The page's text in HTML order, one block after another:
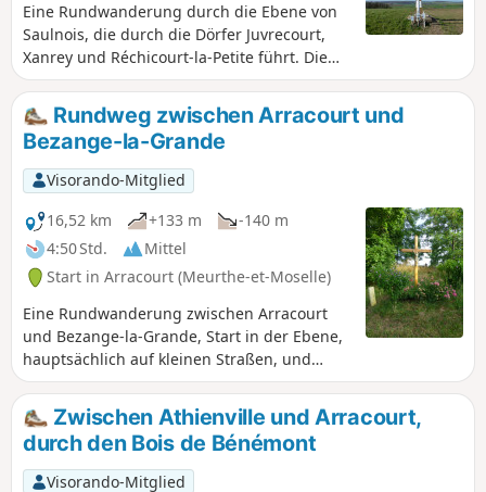
Eine Rundwanderung durch die Ebene von
Saulnois, die durch die Dörfer Juvrecourt,
Xanrey und Réchicourt-la-Petite führt. Die
ersten 500 Meter verlaufen auf einer
begehenen Straße, der Rest auf kleinen,
ruhigen Straßen und breiten Feldwegen.
Diese Wanderung führt an einem
amerikanischen Denkmal für den Ersten
Weltkrieg vorbei, das mitten auf einem Feld
in der Gemeinde Réchicourt-la-Petite steht.
Rundweg zwischen Arracourt und
Bezange-la-Grande
Visorando-Mitglied
16,52 km
+133 m
-140 m
4:50 Std.
Mittel
Start in Arracourt (Meurthe-et-Moselle)
Eine Rundwanderung zwischen Arracourt
und Bezange-la-Grande, Start in der Ebene,
hauptsächlich auf kleinen Straßen, und
Rückweg durch den Staatswald von
Bezange. Am Startpunkt der Wanderung
kommen Sie an dem Panzer vorbei, der an
eine der größten Panzerschlachten des
Zweiten Weltkriegs erinnert.
Zwischen Athienville und Arracourt,
durch den Bois de Bénémont
Visorando-Mitglied